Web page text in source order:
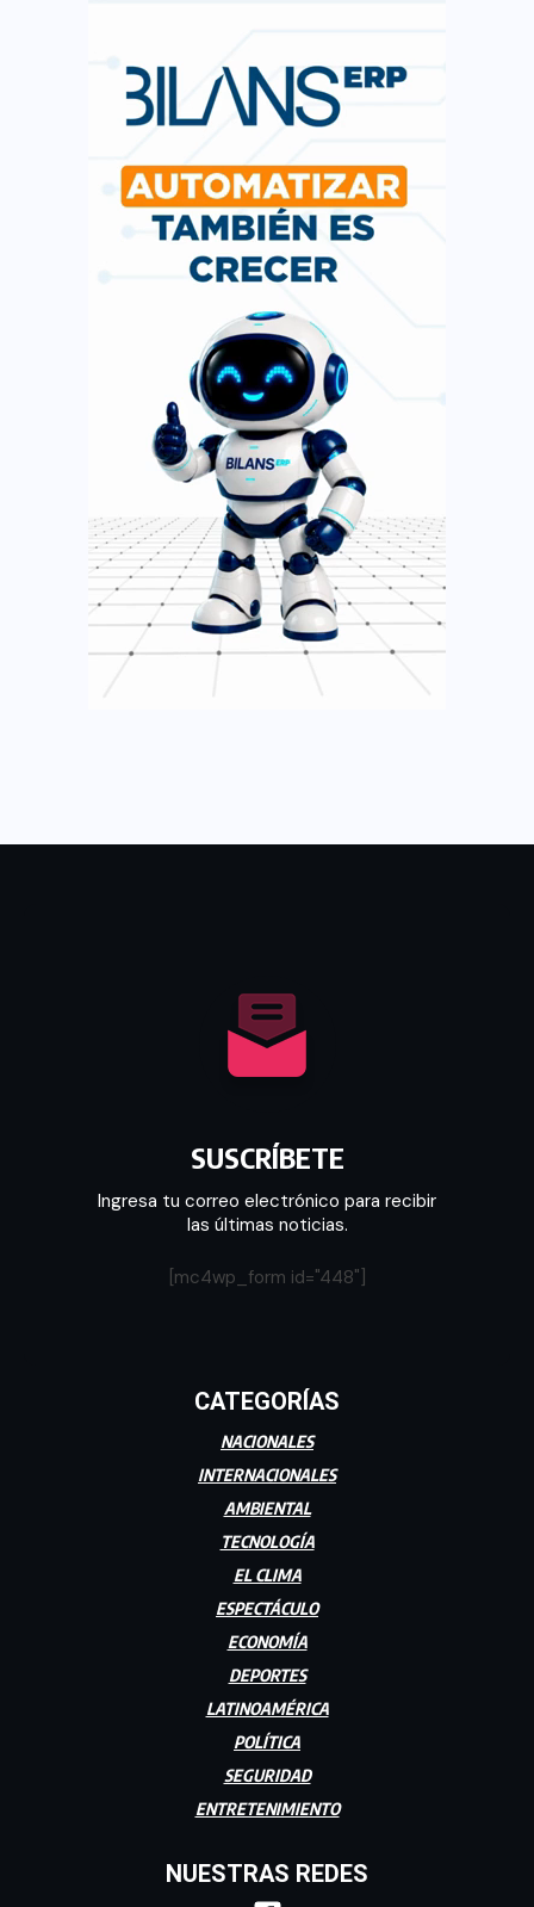
SUSCRÍBETE
Ingresa tu correo electrónico para recibir
las últimas noticias.
[mc4wp_form id="448"]
CATEGORÍAS
NACIONALES
INTERNACIONALES
AMBIENTAL
TECNOLOGÍA
EL CLIMA
ESPECTÁCULO
ECONOMÍA
DEPORTES
LATINOAMÉRICA
POLÍTICA
SEGURIDAD
ENTRETENIMIENTO
NUESTRAS REDES